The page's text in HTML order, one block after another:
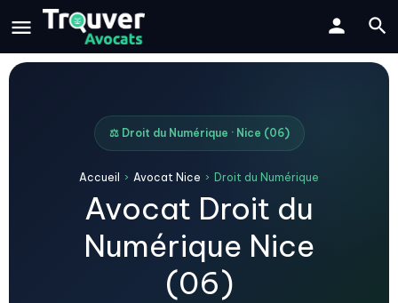
⚖️ Droit du Numérique · Nice (06)
Accueil › Avocat Nice › Droit du Numérique
Avocat Droit du
Numérique Nice
(06)